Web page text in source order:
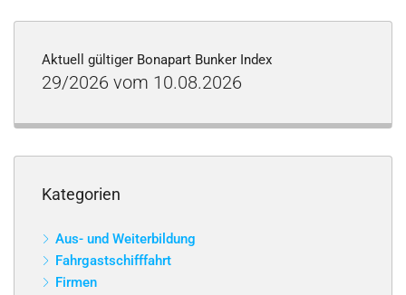
Aktuell gültiger Bonapart Bunker Index
29/2026 vom 10.08.2026
Kategorien
Aus- und Weiterbildung
Fahrgastschifffahrt
Firmen